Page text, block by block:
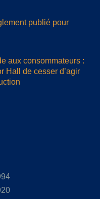
publié pour
aux consommateurs :
Hall de cesser d’agir